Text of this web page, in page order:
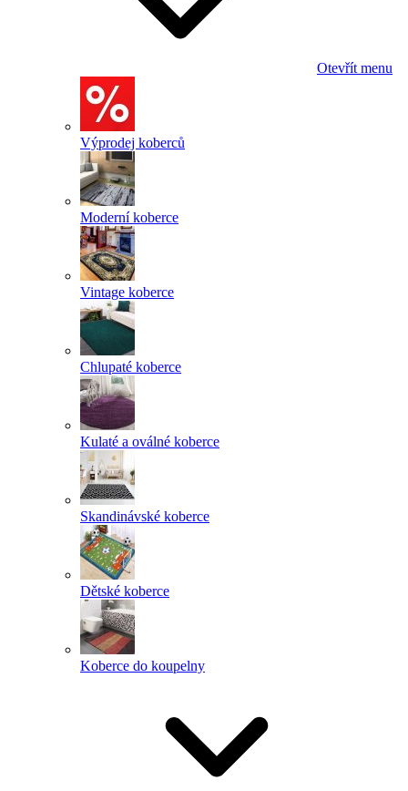
Otevřít menu
Výprodej koberců
Moderní koberce
Vintage koberce
Chlupaté koberce
Kulaté a oválné koberce
Skandinávské koberce
Dětské koberce
Koberce do koupelny